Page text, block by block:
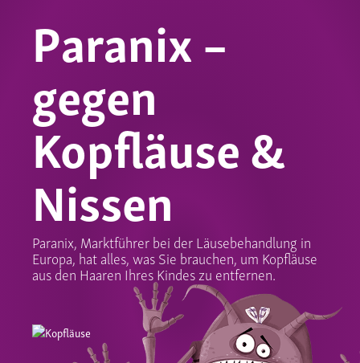
Paranix –
gegen
Kopfläuse &
Nissen
Paranix, Marktführer bei der Läusebehandlung in
Europa, hat alles, was Sie brauchen, um Kopfläuse
aus den Haaren Ihres Kindes zu entfernen.